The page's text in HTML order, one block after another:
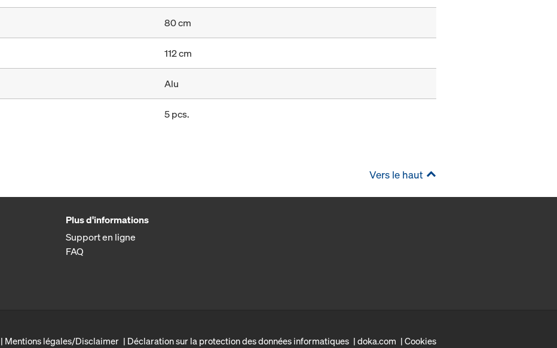
80 cm
112 cm
Alu
5 pcs.
Vers le haut
Plus d'informations
Support en ligne
FAQ
Mentions légales/Disclaimer Déclaration sur la protection des données informatiques doka.com Cookies